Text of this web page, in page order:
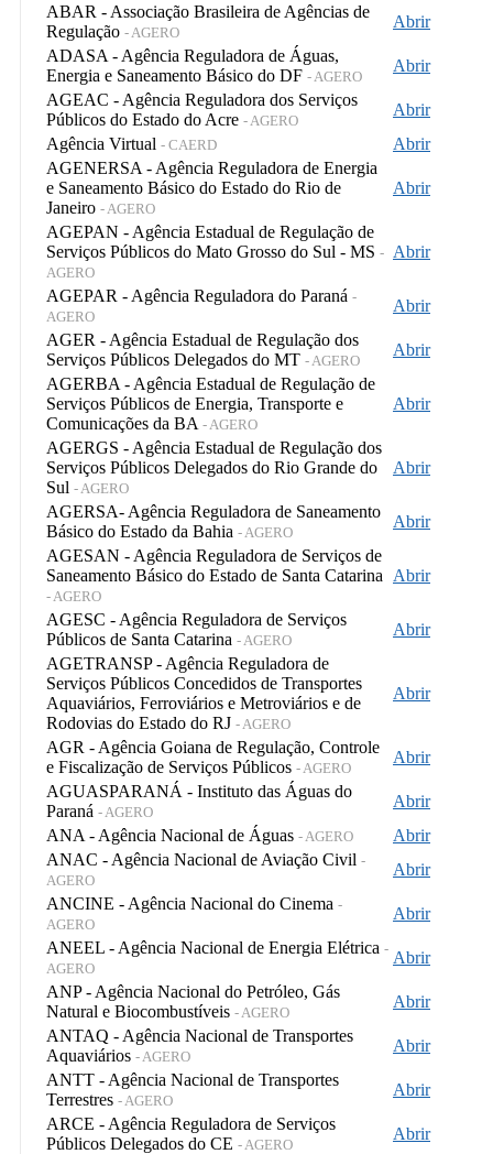
ABAR - Associação Brasileira de Agências de
Regulação - AGERO
Abrir
ADASA - Agência Reguladora de Águas,
Energia e Saneamento Básico do DF - AGERO
Abrir
AGEAC - Agência Reguladora dos Serviços
Públicos do Estado do Acre - AGERO
Abrir
Agência Virtual - CAERD
Abrir
AGENERSA - Agência Reguladora de Energia
e Saneamento Básico do Estado do Rio de
Janeiro - AGERO
Abrir
AGEPAN - Agência Estadual de Regulação de
Serviços Públicos do Mato Grosso do Sul - MS -
AGERO
Abrir
AGEPAR - Agência Reguladora do Paraná -
AGERO
Abrir
AGER - Agência Estadual de Regulação dos
Serviços Públicos Delegados do MT - AGERO
Abrir
AGERBA - Agência Estadual de Regulação de
Serviços Públicos de Energia, Transporte e
Comunicações da BA - AGERO
Abrir
AGERGS - Agência Estadual de Regulação dos
Serviços Públicos Delegados do Rio Grande do
Sul - AGERO
Abrir
AGERSA- Agência Reguladora de Saneamento
Básico do Estado da Bahia - AGERO
Abrir
AGESAN - Agência Reguladora de Serviços de
Saneamento Básico do Estado de Santa Catarina
- AGERO
Abrir
AGESC - Agência Reguladora de Serviços
Públicos de Santa Catarina - AGERO
Abrir
AGETRANSP - Agência Reguladora de
Serviços Públicos Concedidos de Transportes
Aquaviários, Ferroviários e Metroviários e de
Rodovias do Estado do RJ - AGERO
Abrir
AGR - Agência Goiana de Regulação, Controle
e Fiscalização de Serviços Públicos - AGERO
Abrir
AGUASPARANÁ - Instituto das Águas do
Paraná - AGERO
Abrir
ANA - Agência Nacional de Águas - AGERO
Abrir
ANAC - Agência Nacional de Aviação Civil -
AGERO
Abrir
ANCINE - Agência Nacional do Cinema -
AGERO
Abrir
ANEEL - Agência Nacional de Energia Elétrica -
AGERO
Abrir
ANP - Agência Nacional do Petróleo, Gás
Natural e Biocombustíveis - AGERO
Abrir
ANTAQ - Agência Nacional de Transportes
Aquaviários - AGERO
Abrir
ANTT - Agência Nacional de Transportes
Terrestres - AGERO
Abrir
ARCE - Agência Reguladora de Serviços
Públicos Delegados do CE - AGERO
Abrir